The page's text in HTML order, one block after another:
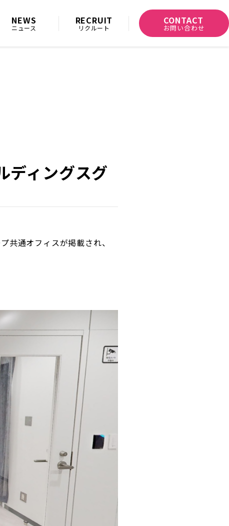
NEWS
ニュース
RECRUIT
リクルート
CONTACT
お問い合わせ
ディングスグ
共通オフィスが掲載され、